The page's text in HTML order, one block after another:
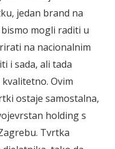
jedan brand na
mogli raditi u
na nacionalnim
i sada, ali tada
Ovim
ostaje samostalna,
holding s
Tvrtka